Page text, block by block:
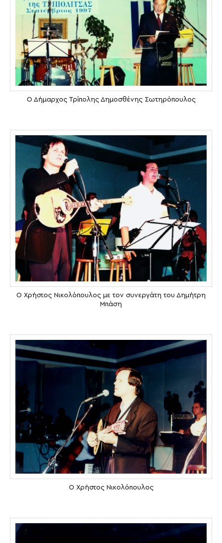
Ο Δήμαρχος Τρίπολης Δημοσθένης Σωτηρόπουλος
Ο Χρήστος Νικολόπουλος με τον συνεργάτη του Δημήτρη
Μπάση
Ο Χρήστος Νικολόπουλος